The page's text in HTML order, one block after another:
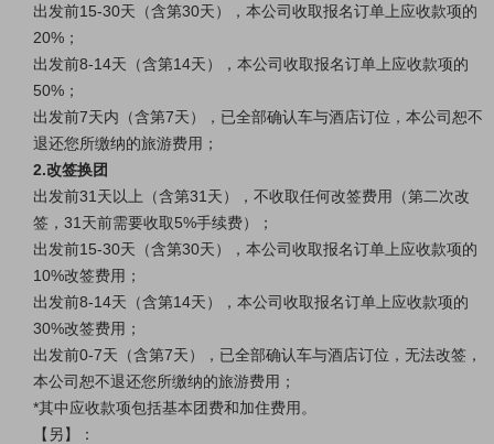
出发前15-30天（含第30天），本公司收取报名订单上应收款项的
20%；
出发前8-14天（含第14天），本公司收取报名订单上应收款项的
50%；
出发前7天内（含第7天），已全部确认车与酒店订位，本公司恕不
退还您所缴纳的旅游费用；
2.改签换团
出发前31天以上（含第31天），不收取任何改签费用（第二次改
签，31天前需要收取5%手续费）；
出发前15-30天（含第30天），本公司收取报名订单上应收款项的
10%改签费用；
出发前8-14天（含第14天），本公司收取报名订单上应收款项的
30%改签费用；
出发前0-7天（含第7天），已全部确认车与酒店订位，无法改签，
本公司恕不退还您所缴纳的旅游费用；
*其中应收款项包括基本团费和加住费用。
【另】：